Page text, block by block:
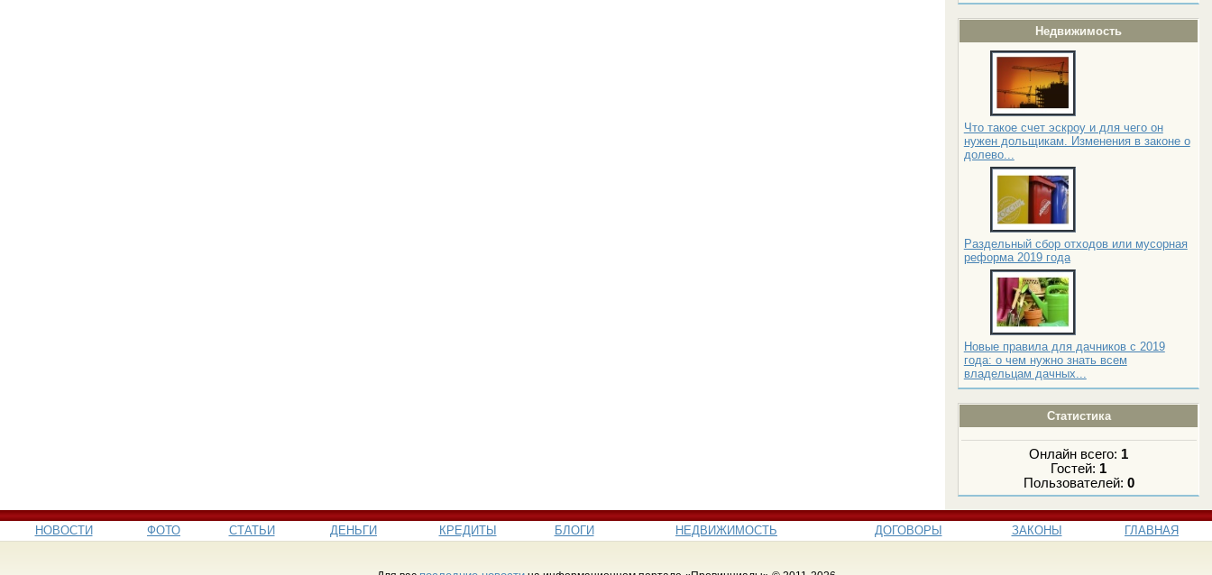
Недвижимость
Что такое счет эскроу и для чего он
нужен дольщикам. Изменения в законе о
долево...
Раздельный сбор отходов или мусорная
реформа 2019 года
Новые правила для дачников с 2019
года: о чем нужно знать всем
владельцам дачных...
Статистика
Онлайн всего: 1
Гостей: 1
Пользователей: 0
НОВОСТИ ФОТО СТАТЬИ ДЕНЬГИ КРЕДИТЫ БЛОГИ НЕДВИЖИМОСТЬ ДОГОВОРЫ ЗАКОНЫ ГЛАВНАЯ